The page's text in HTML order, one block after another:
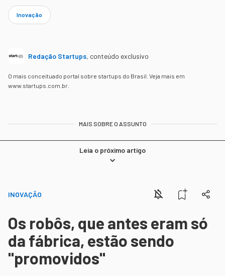
Inovação
Redação Startups, conteúdo exclusivo
O mais conceituado portal sobre startups do Brasil. Veja mais em
www.startups.com.br.
MAIS SOBRE O ASSUNTO
Leia o próximo artigo
INOVAÇÃO
Os robôs, que antes eram só
da fábrica, estão sendo
"promovidos"